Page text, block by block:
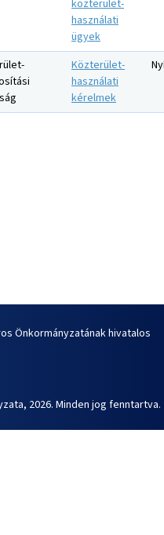
közterület-
használati
ügyek
Közterület-
használati
kérelmek
Önkormányzatának hivatalos
2026. Minden jog fenntartva.